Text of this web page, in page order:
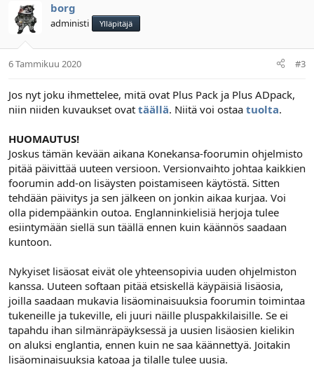
borg
administi Ylläpitäjä
6 Tammikuu 2020 #3
Jos nyt joku ihmettelee, mitä ovat Plus Pack ja Plus ADpack,
niin niiden kuvaukset ovat täällä. Niitä voi ostaa tuolta.
HUOMAUTUS!
Joskus tämän kevään aikana Konekansa-foorumin ohjelmisto
pitää päivittää uuteen versioon. Versionvaihto johtaa kaikkien
foorumin add-on lisäysten poistamiseen käytöstä. Sitten
tehdään päivitys ja sen jälkeen on jonkin aikaa kurjaa. Voi
olla pidempäänkin outoa. Englanninkielisiä herjoja tulee
esiintymään siellä sun täällä ennen kuin käännös saadaan
kuntoon.
Nykyiset lisäosat eivät ole yhteensopivia uuden ohjelmiston
kanssa. Uuteen softaan pitää etsiskellä käypäisiä lisäosia,
joilla saadaan mukavia lisäominaisuuksia foorumin toimintaa
tukeneille ja tukeville, eli juuri näille pluspakkilaisille. Se ei
tapahdu ihan silmänräpäyksessä ja uusien lisäosien kielikin
on aluksi englantia, ennen kuin ne saa käännettyä. Joitakin
lisäominaisuuksia katoaa ja tilalle tulee uusia.